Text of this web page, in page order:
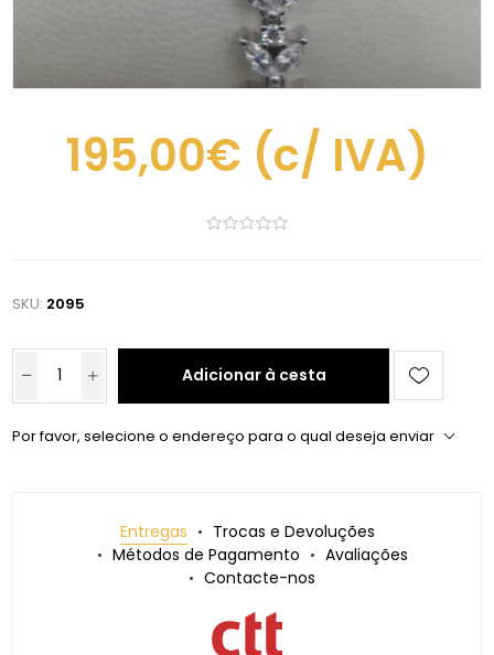
195,00€ (c/ IVA)
SKU: 2095
Adicionar à cesta
Por favor, selecione o endereço para o qual deseja enviar
Entregas
Trocas e Devoluções
Métodos de Pagamento
Avaliações
Contacte-nos